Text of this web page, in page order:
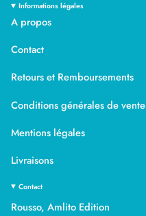
Informations légales
A propos
Contact
Retours et Remboursements
Conditions générales de vente
Mentions légales
Livraisons
Contact
Rousso, Amlito Edition